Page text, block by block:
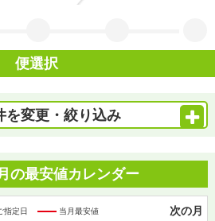
便選択
を変更・絞り込み
の最安値カレンダー
指定日 当月最安値
次の月